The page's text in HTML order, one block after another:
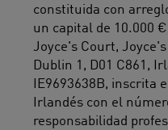
constituida con
un capital de 10.000
Joyce's Court,
Dublin 1, D01 C861,
IE9693638B, inscrita
Irlandés con el
responsabilidad